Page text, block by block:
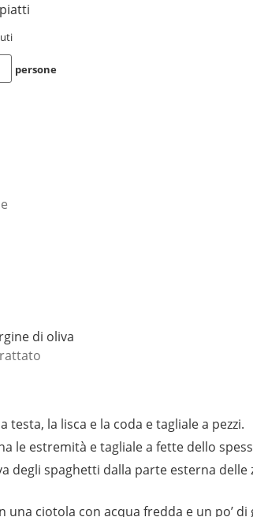
persone
di oliva
testa, la lisca e la coda e tagliale a pezzi.
le estremità e tagliale a fette dello
degli spaghetti dalla parte esterna delle
una ciotola con acqua fredda e un po’ di